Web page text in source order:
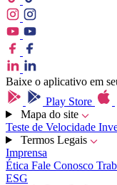
Baixe o aplicativo em
Play Store
Mapa do site
Teste de Velocidade
Termos Legais
Imprensa
Ética Fale Conosco
ESG